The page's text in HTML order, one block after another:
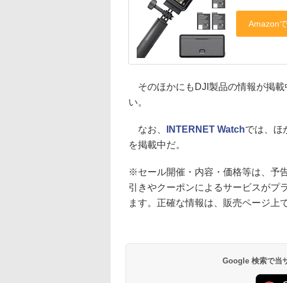
そのほかにもDJI製品の情報が掲載
い。
なお、 INTERNET Watchでは、ほ
を掲載中だ。
※セール開催・内容・価格等は、予
引きやクーポンによるサービスがプ
ます。正確な情報は、販売ページ上
Google 検索で当